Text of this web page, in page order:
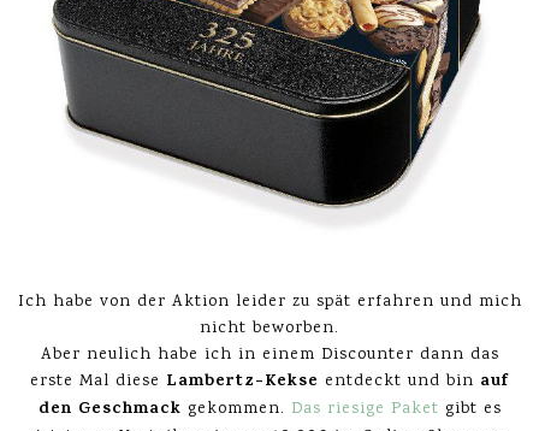
Ich habe von der Aktion leider zu spät erfahren und mich
nicht beworben.
Aber neulich habe ich in einem Discounter dann das
erste Mal diese Lambertz-Kekse entdeckt und bin auf
den Geschmack gekommen. Das riesige Paket gibt es